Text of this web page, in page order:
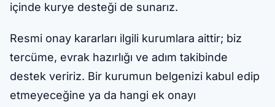
içinde kurye desteği de sunarız.
Resmi onay kararları ilgili kurumlara aittir; biz
tercüme, evrak hazırlığı ve adım takibinde
destek veririz. Bir kurumun belgenizi kabul edip
etmeyeceğine ya da hangi ek onayı